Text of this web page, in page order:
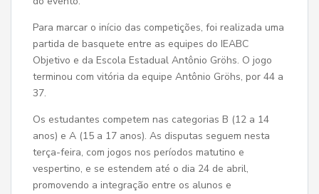
Para marcar o início das competições, foi realizada uma
partida de basquete entre as equipes do IEABC
Objetivo e da Escola Estadual Antônio Gröhs. O jogo
terminou com vitória da equipe Antônio Gröhs, por 44 a
37.
Os estudantes competem nas categorias B (12 a 14
anos) e A (15 a 17 anos). As disputas seguem nesta
terça-feira, com jogos nos períodos matutino e
vespertino, e se estendem até o dia 24 de abril,
promovendo a integração entre os alunos e